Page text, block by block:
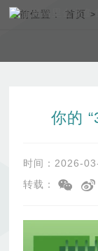
当前位置：首页 >
你的
时间：2026-
转载：